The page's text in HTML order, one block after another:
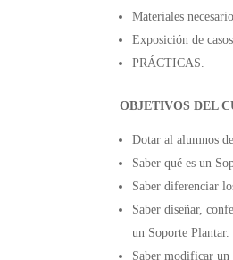
Materiales
Exposición de
PRÁCTICAS.
OBJETIVOS DEL
Dotar al alumnos
Saber qué es un
Saber diferenciar
Saber diseñar,
un Soporte Plantar.
Saber modificar un